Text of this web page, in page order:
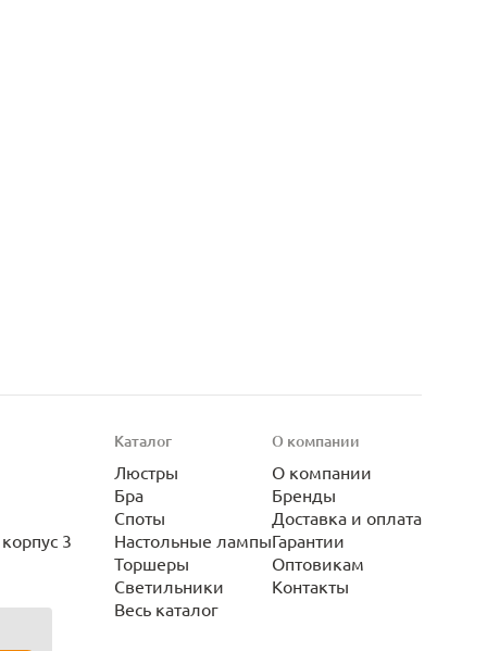
3
Каталог
Люстры
Бра
Споты
Настольные лампы
Торшеры
Светильники
Весь каталог
О компании
О компании
Бренды
Доставка и оплата
Гарантии
Оптовикам
Контакты